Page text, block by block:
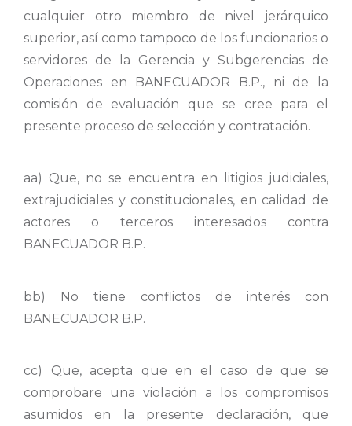
cualquier otro miembro de nivel jerárquico
superior, así como tampoco de los funcionarios o
servidores de la Gerencia y Subgerencias de
Operaciones en BANECUADOR B.P., ni de la
comisión de evaluación que se cree para el
presente proceso de selección y contratación.
aa) Que, no se encuentra en litigios judiciales,
extrajudiciales y constitucionales, en calidad de
actores o terceros interesados contra
BANECUADOR B.P.
bb) No tiene conflictos de interés con
BANECUADOR B.P.
cc) Que, acepta que en el caso de que se
comprobare una violación a los compromisos
asumidos en la presente declaración, que